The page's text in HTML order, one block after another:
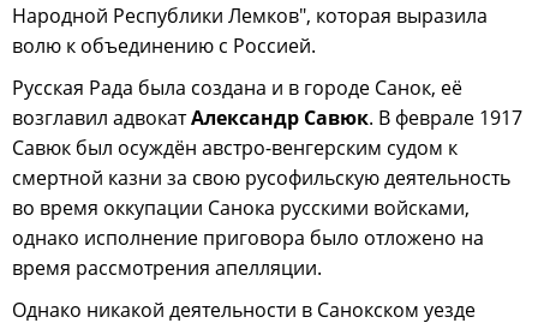
Народной Республики Лемков", которая выразила
волю к объединению с Россией.
Русская Рада была создана и в городе Санок, её
возглавил адвокатАлександр Савюк. В феврале 1917
Савюк был осуждён австро-венгерским судом к
смертной казни за свою русофильскую деятельность
во время оккупации Санока русскими войсками,
однако исполнение приговора было отложено на
время рассмотрения апелляции.
Однако никакой деятельности в Санокском уезде